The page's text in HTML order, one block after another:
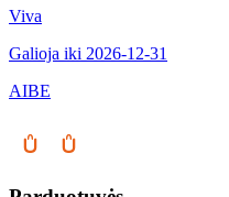
Viva
Galioja iki 2026-12-31
AIBE